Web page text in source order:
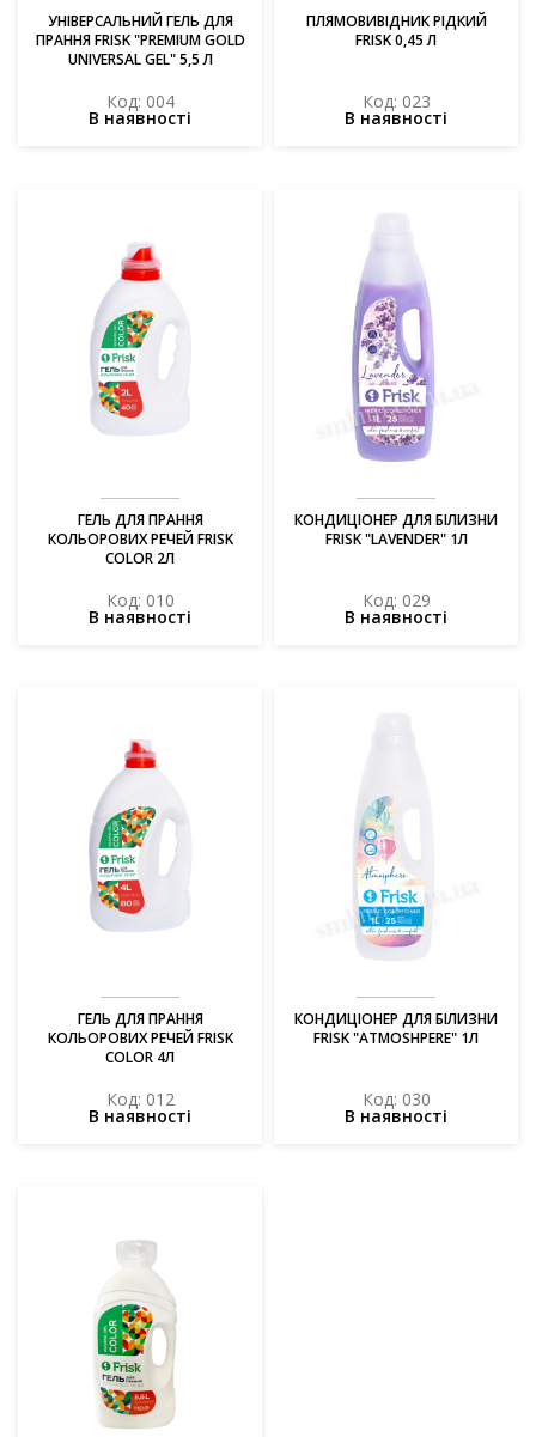
УНІВЕРСАЛЬНИЙ ГЕЛЬ ДЛЯ
ПРАННЯ FRISK "PREMIUM GOLD
UNIVERSAL GEL" 5,5 Л
Код: 004
В наявності
ПЛЯМОВИВІДНИК РІДКИЙ
FRISK 0,45 Л
Код: 023
В наявності
ГЕЛЬ ДЛЯ ПРАННЯ
КОЛЬОРОВИХ РЕЧЕЙ FRISK
COLOR 2Л
Код: 010
В наявності
КОНДИЦІОНЕР ДЛЯ БІЛИЗНИ
FRISK "LAVENDER" 1Л
Код: 029
В наявності
ГЕЛЬ ДЛЯ ПРАННЯ
КОЛЬОРОВИХ РЕЧЕЙ FRISK
COLOR 4Л
Код: 012
В наявності
КОНДИЦІОНЕР ДЛЯ БІЛИЗНИ
FRISK "ATMOSHPERE" 1Л
Код: 030
В наявності